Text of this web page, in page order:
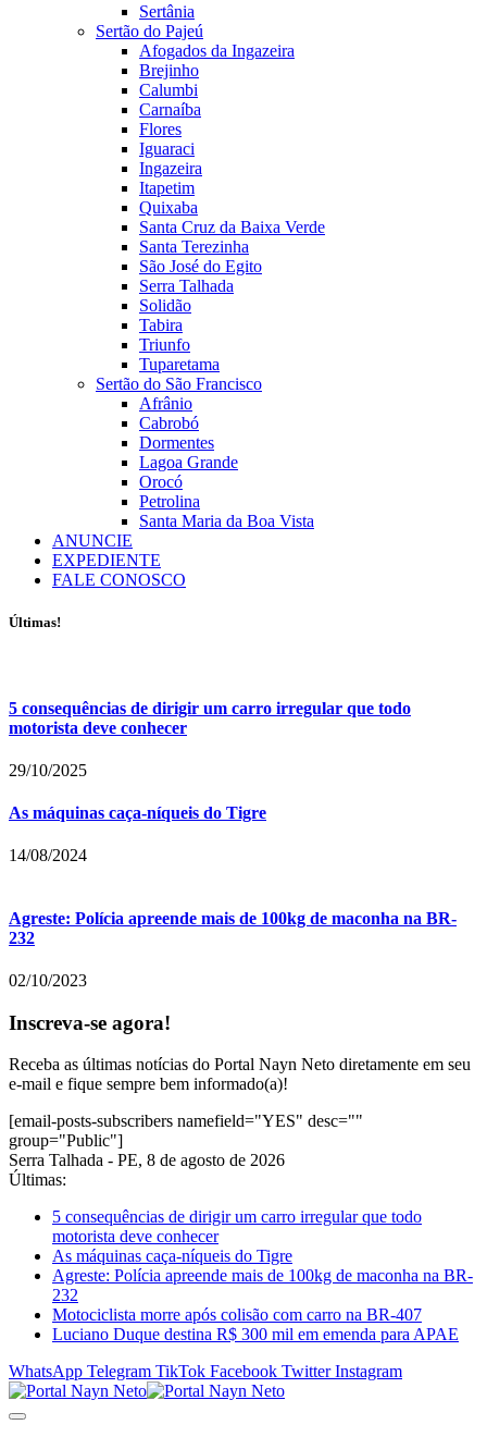
Sertânia
Sertão do Pajeú
Afogados da Ingazeira
Brejinho
Calumbi
Carnaíba
Flores
Iguaraci
Ingazeira
Itapetim
Quixaba
Santa Cruz da Baixa Verde
Santa Terezinha
São José do Egito
Serra Talhada
Solidão
Tabira
Triunfo
Tuparetama
Sertão do São Francisco
Afrânio
Cabrobó
Dormentes
Lagoa Grande
Orocó
Petrolina
Santa Maria da Boa Vista
ANUNCIE
EXPEDIENTE
FALE CONOSCO
Últimas!
5 consequências de dirigir um carro irregular que todo
motorista deve conhecer
29/10/2025
As máquinas caça-níqueis do Tigre
14/08/2024
Agreste: Polícia apreende mais de 100kg de maconha na BR-
232
02/10/2023
Inscreva-se agora!
Receba as últimas notícias do Portal Nayn Neto diretamente em seu
e-mail e fique sempre bem informado(a)!
[email-posts-subscribers namefield="YES" desc=""
group="Public"]
Serra Talhada - PE, 8 de agosto de 2026
Últimas:
5 consequências de dirigir um carro irregular que todo
motorista deve conhecer
As máquinas caça-níqueis do Tigre
Agreste: Polícia apreende mais de 100kg de maconha na BR-
232
Motociclista morre após colisão com carro na BR-407
Luciano Duque destina R$ 300 mil em emenda para APAE
WhatsApp Telegram TikTok Facebook Twitter Instagram